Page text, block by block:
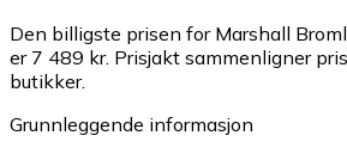
Den billigste prisen for Marshall
er 7 489 kr. Prisjakt sammenligner
butikker.
Grunnleggende informasjon